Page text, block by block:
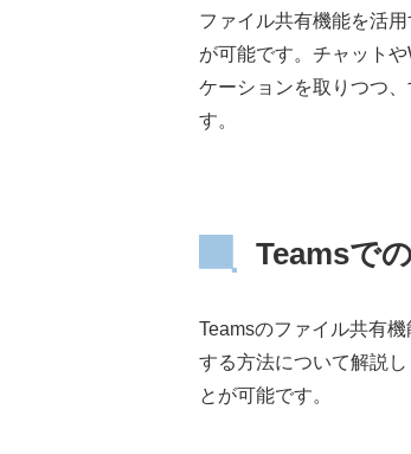
ファイル共有機能を活
が可能です。チャット
ケーションを取りつつ
す。
Teamsで
Teamsのファイル共有
する方法について解説
とが可能です。